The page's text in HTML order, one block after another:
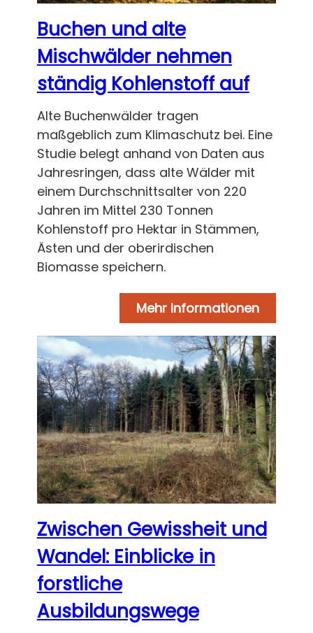
Buchen und alte
Mischwälder nehmen
ständig Kohlenstoff auf
Alte Buchenwälder tragen
maßgeblich zum Klimaschutz bei. Eine
Studie belegt anhand von Daten aus
Jahresringen, dass alte Wälder mit
einem Durchschnittsalter von 220
Jahren im Mittel 230 Tonnen
Kohlenstoff pro Hektar in Stämmen,
Ästen und der oberirdischen
Biomasse speichern.
Mehr Informationen
Zwischen Gewissheit und
Wandel: Einblicke in
forstliche
Ausbildungswege